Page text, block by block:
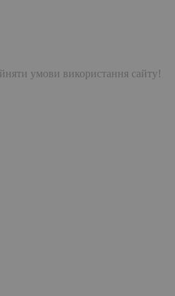
умови використання сайту!